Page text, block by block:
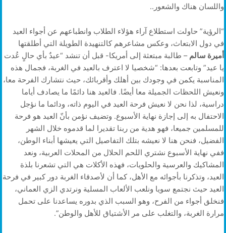
واللسان هناك والشعور..
“الرؤية” حاولت استطلاع آراء هؤلاء الطلاب وانطباعهم عن أجواء العيد
في دول الابتعاث، وعكس مشاعرهم كالتنهيدة الطويلة التي أطلقتها
أميرة سالم – طالبة مبتعثة إلى أمريكا- قبل أن تنشد “عيدٌ بأي حالٍ عُدت
يا عيد” وتابعت بعدها: “شخصيا لا اعترف بالعيد في الغربة، فجمال هذه
المناسبة يكمن في وجودك بين أهلك وأقربائك، حيث نتشارك الفرحة معا،
ونعيش اللحظات الجميلة معا أيضًا. فالعيد هنا دائمًا ما يصادف أياما
دراسية، لذا نحن لا نعيش فرحة العيد في اليوم ذاته، ودائما ما نؤجل
الاحتفال به إلى إجازة نهاية الأسبوع. وتضيف نؤمن بأنّ العيد هو فرحة
للمسلمين جميعا، فهو هدية من ربنا تقديرا لما قدموه خلال الشهر
الفضيل، فنحن هنا لا نعيشه بتلك التفاصيل التي يعيشها أبناء الوطن،
ففي نهاية الأسبوع نشتري اللحم الحلال من المحلات العربية، ونعد
المشاكيك والعرسية والحلويات، فهذه الأكلات هي التي تشعرنا بلذة
العيد، وتذكرنا بأجوائه مع الأهل، كما أن لأصدقاء الغربة دور كبير في فرحة
العيد حيث نجتمع سويا ونلعب الألعاب المسلية ونرتدي الزي العماني،
فنخلق أجواء من الفرح، وهو السبب الذي بدوره يساعدنا على تحمل
مرارة الغربة، والتغلب على مر الأشتياق للأهل والوطن”.